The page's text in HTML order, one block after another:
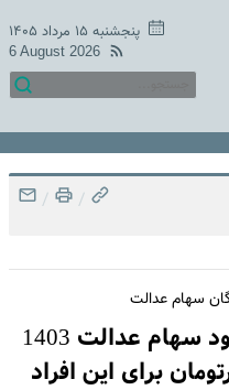
پنجشنبه ۱۵ مرداد ۱۴۰۵
6 August 2026
/
/
سهام عدالت
زمان واریز مرحله جدید سود سهام عدالت 1403
میلیون و۲۰۰ هزارتومان برای این افراد